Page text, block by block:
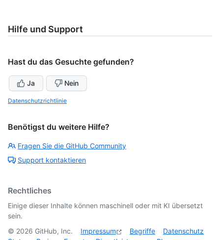
Hilfe und Support
Hast du das Gesuchte gefunden?
Ja Nein
Datenschutzrichtlinie
Benötigst du weitere Hilfe?
Fragen Sie die GitHub Community
Support kontaktieren
Rechtliches
Einige dieser Inhalte können maschinell oder mit KI übersetzt
sein.
© 2026 GitHub, Inc. Impressum Begriffe
Datenschutz